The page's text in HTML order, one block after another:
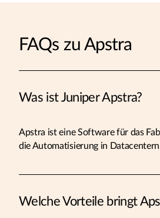
FAQs zu Apstra
Was ist Juniper Apstra?
Apstra ist eine Software für das
die Automatisierung in
Welche Vorteile bringt